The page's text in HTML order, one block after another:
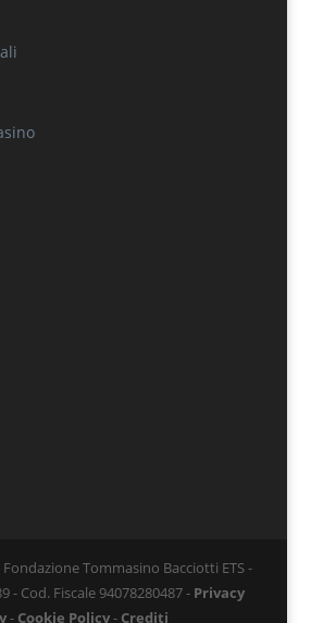
Tommasino Bacciotti ETS -
- Cod. Fiscale 94078280487 - Privacy
- Cookie Policy- Crediti